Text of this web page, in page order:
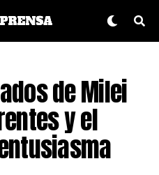
de Milei
y el